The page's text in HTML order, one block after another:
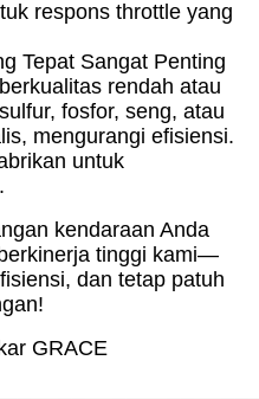
respons throttle yang
Tepat Sangat Penting
rendah atau
fosfor, seng, atau
mengurangi efisiensi.
untuk
kendaraan Anda
tinggi kami—
dan tetap patuh
GRACE